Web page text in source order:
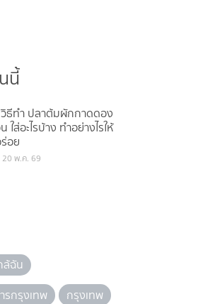
นี้
ธีทำ ปลาต้มผักกาดดอง
ใส่อะไรบ้าง ทำอย่างไรให้
อย
20 พ.ค. 69
ล้ฉัน
รกรุงเทพ
กรุงเทพ